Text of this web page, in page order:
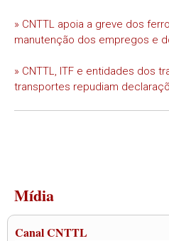
» CNTTL apoia a greve dos
manutenção dos empregos e
» CNTTL, ITF e entidades dos
transportes repudiam
Mídia
Canal CNTTL